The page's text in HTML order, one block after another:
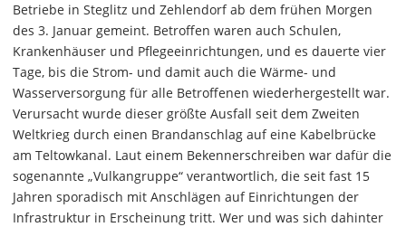
Betriebe in Steglitz und Zehlendorf ab dem frühen Morgen
des 3. Januar gemeint. Betroffen waren auch Schulen,
Krankenhäuser und Pflegeeinrichtungen, und es dauerte vier
Tage, bis die Strom- und damit auch die Wärme- und
Wasserversorgung für alle Betroffenen wiederhergestellt war.
Verursacht wurde dieser größte Ausfall seit dem Zweiten
Weltkrieg durch einen Brandanschlag auf eine Kabelbrücke
am Teltowkanal. Laut einem Bekennerschreiben war dafür die
sogenannte „Vulkangruppe“ verantwortlich, die seit fast 15
Jahren sporadisch mit Anschlägen auf Einrichtungen der
Infrastruktur in Erscheinung tritt. Wer und was sich dahinter